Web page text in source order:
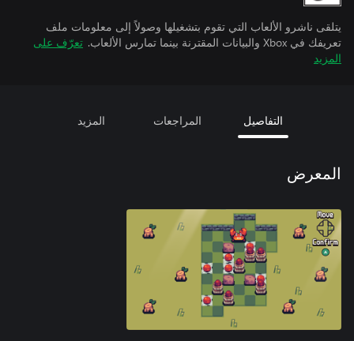
يتلقى ناشرو الألعاب التي تقوم بتشغيلها وصولاً إلى معلومات ملف
تعريفك في Xbox والبيانات المقترنة بينما تمارس الألعاب.
تعرّف على
المزيد
التفاصيل المراجعات المزيد
المعرض